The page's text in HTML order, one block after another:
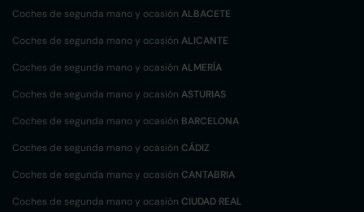
Coches de segunda mano y ocasión ALBACETE
Coches de segunda mano y ocasión ALICANTE
Coches de segunda mano y ocasión ALMERÍA
Coches de segunda mano y ocasión ASTURIAS
Coches de segunda mano y ocasión BARCELONA
Coches de segunda mano y ocasión CÁDIZ
Coches de segunda mano y ocasión CANTABRIA
Coches de segunda mano y ocasión CIUDAD REAL